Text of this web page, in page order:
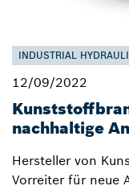
INDUSTRIAL
12/09/2022
nachhaltige
Hersteller von
Vorreiter für neue